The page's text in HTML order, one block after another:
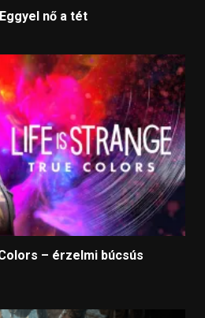
nő a tét
– érzelmi búcsús